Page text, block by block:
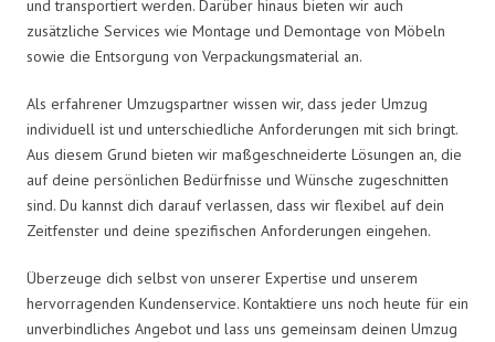
und transportiert werden. Darüber hinaus bieten wir auch
zusätzliche Services wie Montage und Demontage von Möbeln
sowie die Entsorgung von Verpackungsmaterial an.
Als erfahrener Umzugspartner wissen wir, dass jeder Umzug
individuell ist und unterschiedliche Anforderungen mit sich bringt.
Aus diesem Grund bieten wir maßgeschneiderte Lösungen an, die
auf deine persönlichen Bedürfnisse und Wünsche zugeschnitten
sind. Du kannst dich darauf verlassen, dass wir flexibel auf dein
Zeitfenster und deine spezifischen Anforderungen eingehen.
Überzeuge dich selbst von unserer Expertise und unserem
hervorragenden Kundenservice. Kontaktiere uns noch heute für ein
unverbindliches Angebot und lass uns gemeinsam deinen Umzug